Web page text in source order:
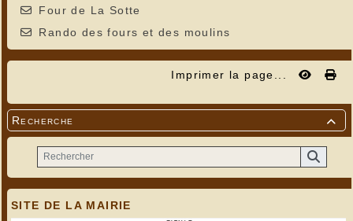
Four de La Sotte
Rando des fours et des moulins
Imprimer la page...

Recherche
SITE DE LA MAIRIE